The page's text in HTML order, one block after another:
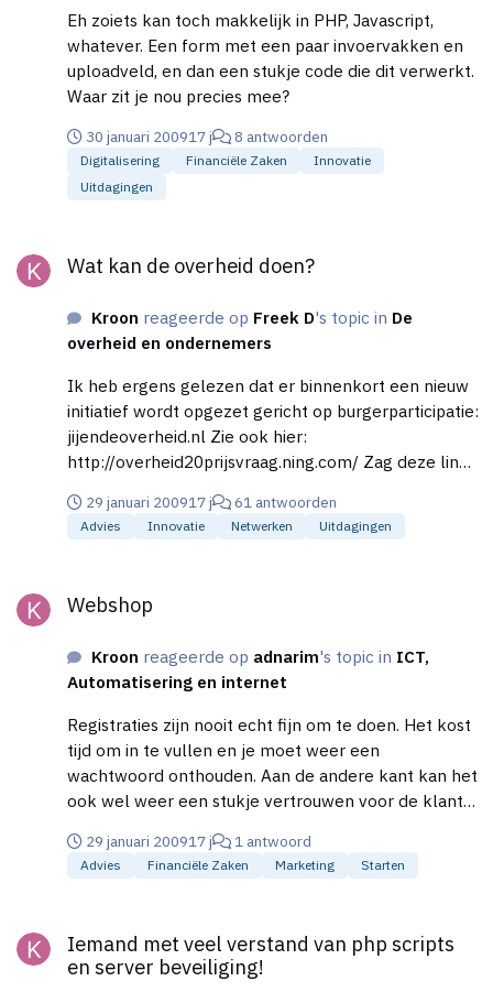
Eh zoiets kan toch makkelijk in PHP, Javascript,
whatever. Een form met een paar invoervakken en
uploadveld, en dan een stukje code die dit verwerkt.
Waar zit je nou precies mee?
30 januari 200917 j 8 antwoorden
Digitalisering Financiële Zaken
Innovatie
Uitdagingen
Wat kan de overheid doen?
Kroon reageerde op Freek D's topic in De
overheid en ondernemers
Ik heb ergens gelezen dat er binnenkort een nieuw
initiatief wordt opgezet gericht op burgerparticipatie:
jijendeoverheid.nl Zie ook hier:
http://overheid20prijsvraag.ning.com/ Zag deze link
bezig :)
29 januari 200917 j 61 antwoorden
Advies Innovatie Netwerken Uitdagingen
Webshop
Kroon reageerde op adnarim's topic in ICT,
Automatisering en internet
Registraties zijn nooit echt fijn om te doen. Het kost
tijd om in te vullen en je moet weer een
wachtwoord onthouden. Aan de andere kant kan het
ook wel weer een stukje vertrouwen voor de klant
een stukje informatie van je klanten. Je krijgt b.v. de
mogelijkheid om (selectief) nieuwsbrieven te
relatie met het 'betalingssysteem'. Wat bedoel je
met het systeem, een soort iDeal implementatie of
29 januari 200917 j 1 antwoord
Advies Financiële Zaken Marketing Starten
Iemand met veel verstand van php scripts
en server beveiliging!